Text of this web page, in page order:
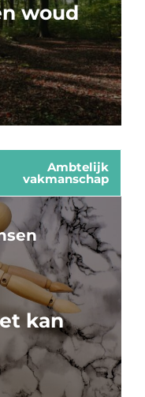
woud
Ambtelijk
vakmanschap
kan